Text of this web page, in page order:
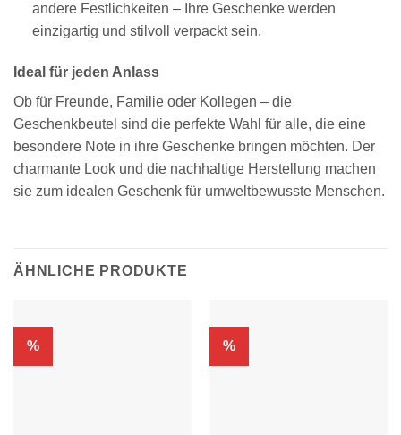
andere Festlichkeiten – Ihre Geschenke werden
einzigartig und stilvoll verpackt sein.
Ideal für jeden Anlass
Ob für Freunde, Familie oder Kollegen – die
Geschenkbeutel sind die perfekte Wahl für alle, die eine
besondere Note in ihre Geschenke bringen möchten. Der
charmante Look und die nachhaltige Herstellung machen
sie zum idealen Geschenk für umweltbewusste Menschen.
ÄHNLICHE PRODUKTE
% %